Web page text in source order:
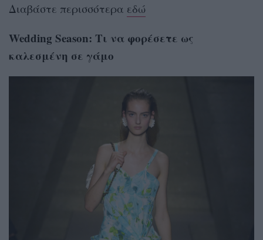
Διαβάστε περισσότερα εδώ
Wedding Season: Τι να φορέσετε ως
καλεσμένη σε γάμο